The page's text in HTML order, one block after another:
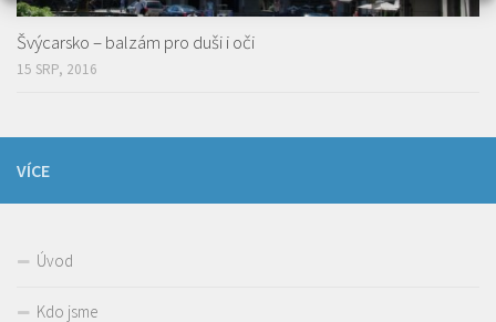
Švýcarsko – balzám pro duši i oči
15 SRP, 2016
VÍCE
Úvod
Kdo jsme